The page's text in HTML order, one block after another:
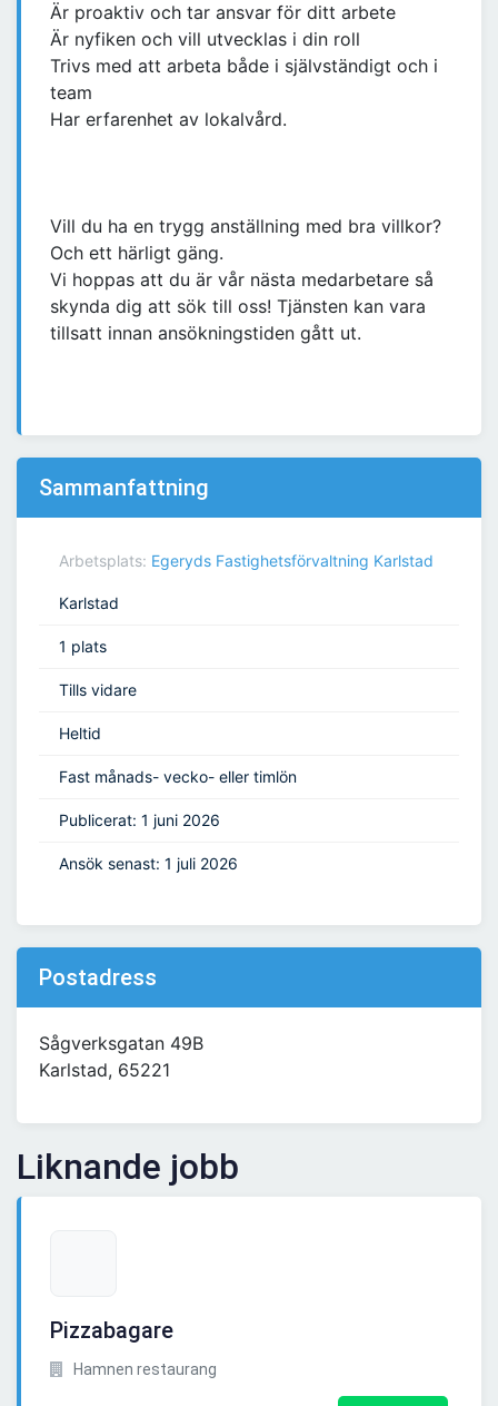
Är proaktiv och tar ansvar för ditt arbete
Är nyfiken och vill utvecklas i din roll
Trivs med att arbeta både i självständigt och i
team
Har erfarenhet av lokalvård.
Vill du ha en trygg anställning med bra villkor?
Och ett härligt gäng.
Vi hoppas att du är vår nästa medarbetare så
skynda dig att sök till oss! Tjänsten kan vara
tillsatt innan ansökningstiden gått ut.
Sammanfattning
Arbetsplats: Egeryds Fastighetsförvaltning Karlstad
Karlstad
1 plats
Tills vidare
Heltid
Fast månads- vecko- eller timlön
Publicerat: 1 juni 2026
Ansök senast: 1 juli 2026
Postadress
Sågverksgatan 49B
Karlstad, 65221
Liknande jobb
Pizzabagare
Hamnen restaurang